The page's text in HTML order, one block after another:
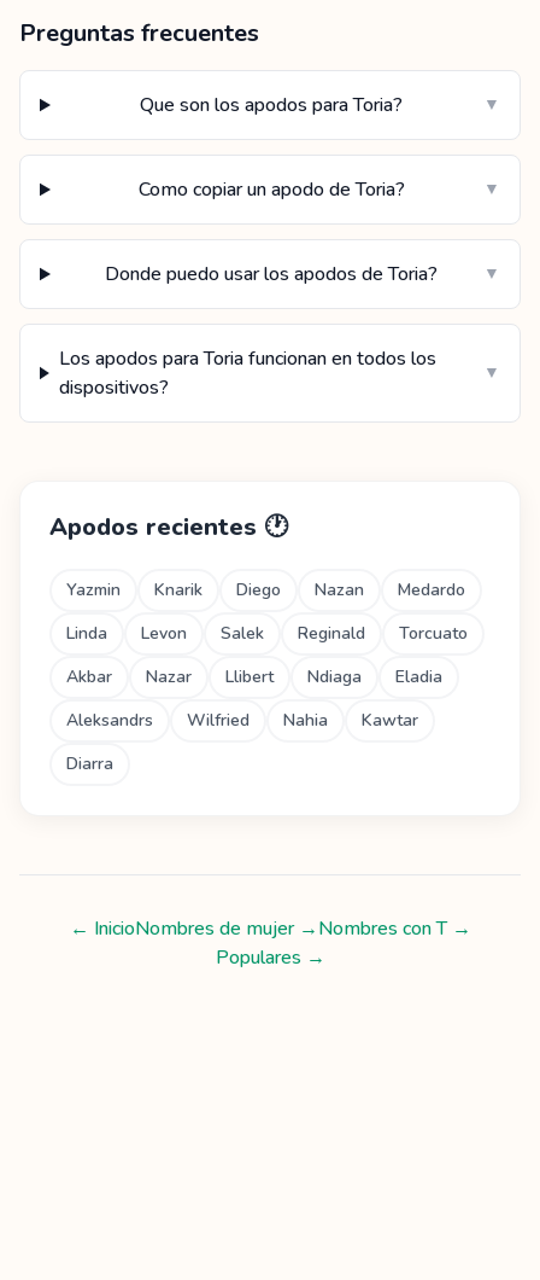
Preguntas frecuentes
Que son los apodos para Toria? ▼
Como copiar un apodo de Toria? ▼
Donde puedo usar los apodos de Toria? ▼
Los apodos para Toria funcionan en todos los
dispositivos?
▼
Apodos recientes 🕐
Yazmin Knarik Diego Nazan
Medardo
Linda
Levon Salek Reginald
Torcuato
Akbar
Nazar Llibert Ndiaga
Eladia
Aleksandrs
Wilfried Nahia
Kawtar
Diarra
← InicioNombres de mujer→Nombres conT→
Populares →